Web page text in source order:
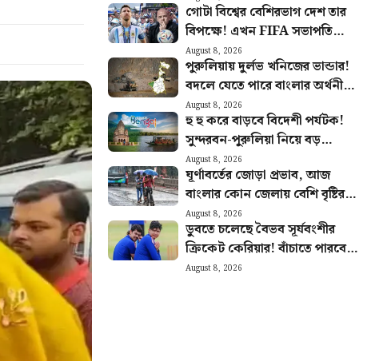
গোটা বিশ্বের বেশিরভাগ দেশ তার
বিপক্ষে! এখন FIFA সভাপতি
ইনফান্তিনোর পাশে দাঁড়ালো মেসির
আর্জেন্টিনা
August 8, 2026
পুরুলিয়ায় দুর্লভ খনিজের ভান্ডার!
বদলে যেতে পারে বাংলার অর্থনীতি,
মিলবে প্রচুর কর্মসংস্থান
August 8, 2026
হু হু করে বাড়বে বিদেশী পর্যটক!
সুন্দরবন-পুরুলিয়া নিয়ে বড়
পরিকল্পনা রাজ্য সরকারের
August 8, 2026
ঘূর্ণাবর্তের জোড়া প্রভাব, আজ
বাংলার কোন জেলায় বেশি বৃষ্টির
সম্ভাবনা? আজকের আবহাওয়ার
খবর
August 8, 2026
ডুবতে চলেছে বৈভব সূর্যবংশীর
ক্রিকেট কেরিয়ার! বাঁচাতে পারবেন
কি ঈশান কিষাণ?
August 8, 2026